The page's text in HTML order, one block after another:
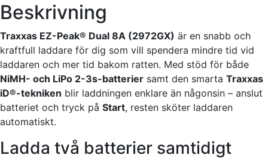
Beskrivning
Traxxas EZ-Peak® Dual 8A (2972GX) är en snabb och
kraftfull laddare för dig som vill spendera mindre tid vid
laddaren och mer tid bakom ratten. Med stöd för både
NiMH- och LiPo 2-3s-batterier samt den smarta Traxxas
iD®-tekniken blir laddningen enklare än någonsin – anslut
batteriet och tryck på Start, resten sköter laddaren
automatiskt.
Ladda två batterier samtidigt